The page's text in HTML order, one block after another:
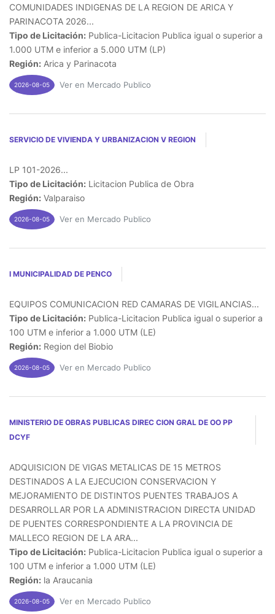
COMUNIDADES INDIGENAS DE LA REGION DE ARICA Y
PARINACOTA 2026...
Tipo de Licitación: Publica-Licitacion Publica igual o superior a
1.000 UTM e inferior a 5.000 UTM (LP)
Región: Arica y Parinacota
2026-08-05 Ver en Mercado Publico
SERVICIO DE VIVIENDA Y URBANIZACION V REGION
LP 101-2026...
Tipo de Licitación: Licitacion Publica de Obra
Región: Valparaiso
2026-08-05 Ver en Mercado Publico
I MUNICIPALIDAD DE PENCO
EQUIPOS COMUNICACION RED CAMARAS DE VIGILANCIAS...
Tipo de Licitación: Publica-Licitacion Publica igual o superior a
100 UTM e inferior a 1.000 UTM (LE)
Región: Region del Biobio
2026-08-05 Ver en Mercado Publico
MINISTERIO DE OBRAS PUBLICAS DIREC CION GRAL DE OO PP
DCYF
ADQUISICION DE VIGAS METALICAS DE 15 METROS
DESTINADOS A LA EJECUCION CONSERVACION Y
MEJORAMIENTO DE DISTINTOS PUENTES TRABAJOS A
DESARROLLAR POR LA ADMINISTRACION DIRECTA UNIDAD
DE PUENTES CORRESPONDIENTE A LA PROVINCIA DE
MALLECO REGION DE LA ARA...
Tipo de Licitación: Publica-Licitacion Publica igual o superior a
100 UTM e inferior a 1.000 UTM (LE)
Región: la Araucania
2026-08-05 Ver en Mercado Publico